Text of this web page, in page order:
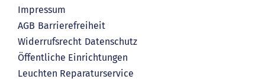
Impressum
AGB Barrierefreiheit
Widerrufsrecht Datenschutz
Öffentliche Einrichtungen
Leuchten Reparaturservice